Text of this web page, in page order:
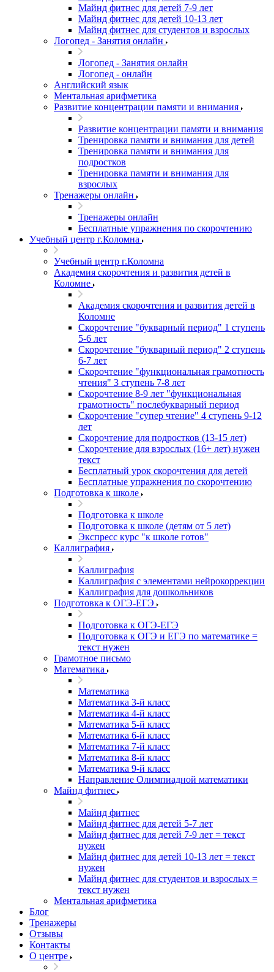
Майнд фитнес для детей 7-9 лет
Майнд фитнес для детей 10-13 лет
Майнд фитнес для студентов и взрослых
Логопед - Занятия онлайн
Логопед - Занятия онлайн
Логопед - онлайн
Английский язык
Ментальная арифметика
Развитие концентрации памяти и внимания
Развитие концентрации памяти и внимания
Тренировка памяти и внимания для детей
Тренировка памяти и внимания для
подростков
Тренировка памяти и внимания для
взрослых
Тренажеры онлайн
Тренажеры онлайн
Бесплатные упражнения по скорочтению
Учебный центр г.Коломна
Учебный центр г.Коломна
Академия скорочтения и развития детей в
Коломне
Академия скорочтения и развития детей в
Коломне
Скорочтение "букварный период" 1 ступень
5-6 лет
Cкорочтение "букварный период" 2 ступень
6-7 лет
Скорочтение "функциональная грамотность
чтения" 3 ступень 7-8 лет
Скорочтение 8-9 лет "функциональная
грамотность" послебукварный период
Скорочтение "супер чтение" 4 ступень 9-12
лет
Скорочтение для подростков (13-15 лет)
Cкорочтение для взрослых (16+ лет) нужен
текст
Бесплатный урок скорочтения для детей
Бесплатные упражнения по скорочтению
Подготовка к школе
Подготовка к школе
Подготовка к школе (детям от 5 лет)
Экспресс курс "к школе готов"
Каллиграфия
Каллиграфия
Каллиграфия с элементами нейрокоррекции
Каллиграфия для дошкольников
Подготовка к ОГЭ-ЕГЭ
Подготовка к ОГЭ-ЕГЭ
Подготовка к ОГЭ и ЕГЭ по математике =
текст нужен
Грамотное письмо
Математика
Математика
Математика 3-й класс
Математика 4-й класс
Математика 5-й класс
Математика 6-й класс
Математика 7-й класс
Математика 8-й класс
Математика 9-й класс
Направление Олимпиадной математики
Майнд фитнес
Майнд фитнес
Майнд фитнес для детей 5-7 лет
Майнд фитнес для детей 7-9 лет = текст
нужен
Майнд фитнес для детей 10-13 лет = текст
нужен
Майнд фитнес для студентов и взрослых =
текст нужен
Ментальная арифметика
Блог
Тренажеры
Отзывы
Контакты
О центре